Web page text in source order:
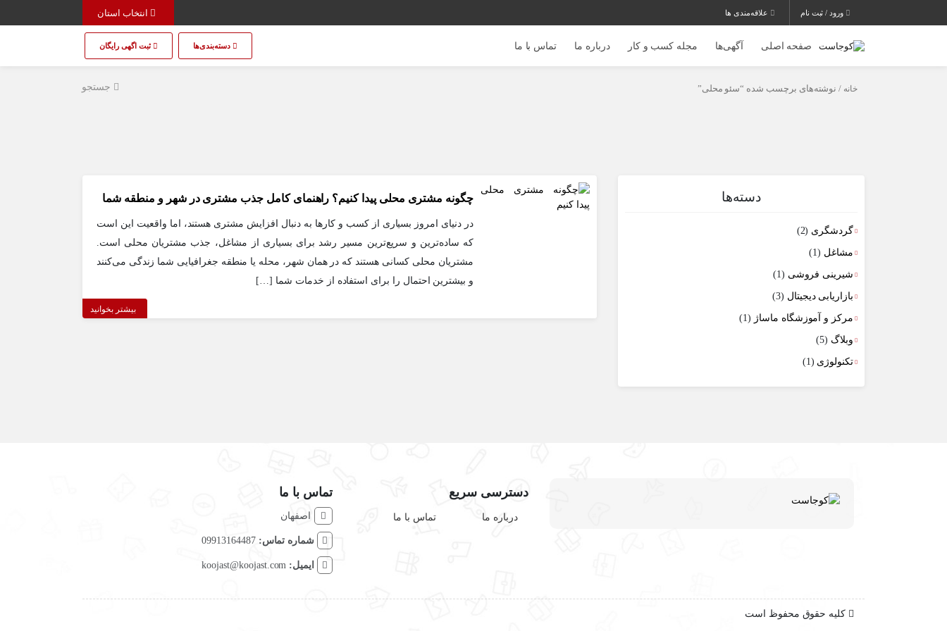
ورود / ثبت نام علاقه‌مندی ها
صفحه اصلی آگهی‌ها مجله کسب و کار درباره ما تماس با ما دسته‌بندی‌ها ثبت اگهی رایگان
جستجو خانه / نوشته‌های برچسب شده “سئو محلی”
دسته‌ها
گردشگری (2)
مشاغل (1)
شیرینی فروشی (1)
بازاریابی دیجیتال (3)
مرکز و آموزشگاه ماساژ (1)
وبلاگ (5)
تکنولوژی (1)
چگونه مشتری محلی پیدا کنیم؟ راهنمای کامل جذب مشتری در شهر و منطقه شما
در دنیای امروز بسیاری از کسب و کارها به دنبال افزایش مشتری هستند، اما واقعیت این است
که ساده‌ترین و سریع‌ترین مسیر رشد برای بسیاری از مشاغل، جذب مشتریان محلی است.
مشتریان محلی کسانی هستند که در همان شهر، محله یا منطقه جغرافیایی شما زندگی می‌کنند
و بیشترین احتمال را برای استفاده از خدمات شما […]
بیشتر بخوانید
دسترسی سریع
درباره ما تماس با ما
تماس با ما
اصفهان
شماره تماس:09913164487
ایمیل: koojast@koojast.com
کلیه حقوق محفوظ است